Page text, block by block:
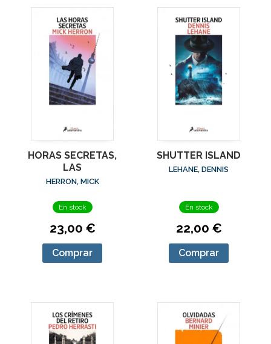
HORAS SECRETAS,
LAS
HERRON, MICK
En stock
23,00 €
Comprar
SHUTTER ISLAND
LEHANE, DENNIS
En stock
22,00 €
Comprar